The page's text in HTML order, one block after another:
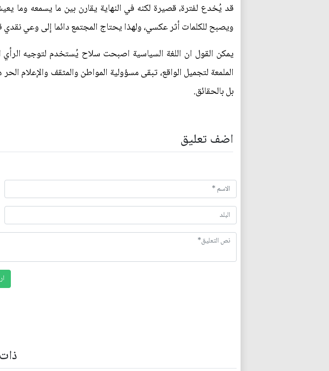
قد يُخدع لفترة، قصيرة لكنه في النهاية يقارن بين ما يسمعه وما
ويصبح للكلمات أثر عكسي، ولهذا يحتاج المجتمع دائما إلى وعي
يمكن القول ان اللغة السياسية اصبحت سلاح يُستخدم لتوجيه الرأي
الملمعة لتجميل الواقع، تبقى مسؤولية المواطن والمثقف والإعلام
بل بالحقائق.
اضف تعليق